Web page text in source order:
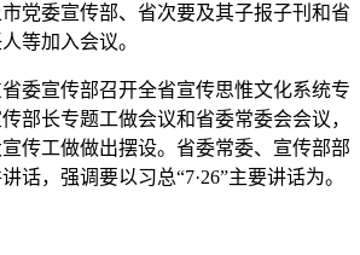
委宣传部、省次要及其子报子刊和省
等加入会议。
宣传部召开全省宣传思惟文化系统专
部长专题工做会议和省委常委会会议，
传工做做出摆设。省委常委、宣传部部
话，强调要以习总“7·26”主要讲话为。